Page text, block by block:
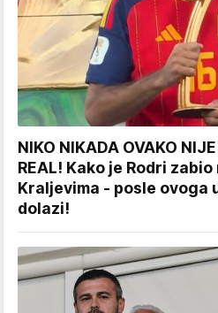
NIKO NIKADA OVAKO
REAL! Kako je Rodri
Kraljevima - posle ovoga
dolazi!